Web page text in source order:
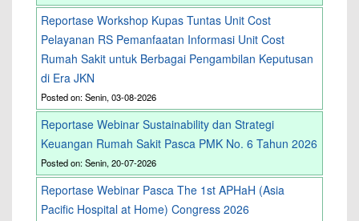
Reportase Workshop Kupas Tuntas Unit Cost
Pelayanan RS Pemanfaatan Informasi Unit Cost
Rumah Sakit untuk Berbagai Pengambilan Keputusan
di Era JKN
Posted on: Senin, 03-08-2026
Reportase Webinar Sustainability dan Strategi
Keuangan Rumah Sakit Pasca PMK No. 6 Tahun 2026
Posted on: Senin, 20-07-2026
Reportase Webinar Pasca The 1st APHaH (Asia
Pacific Hospital at Home) Congress 2026